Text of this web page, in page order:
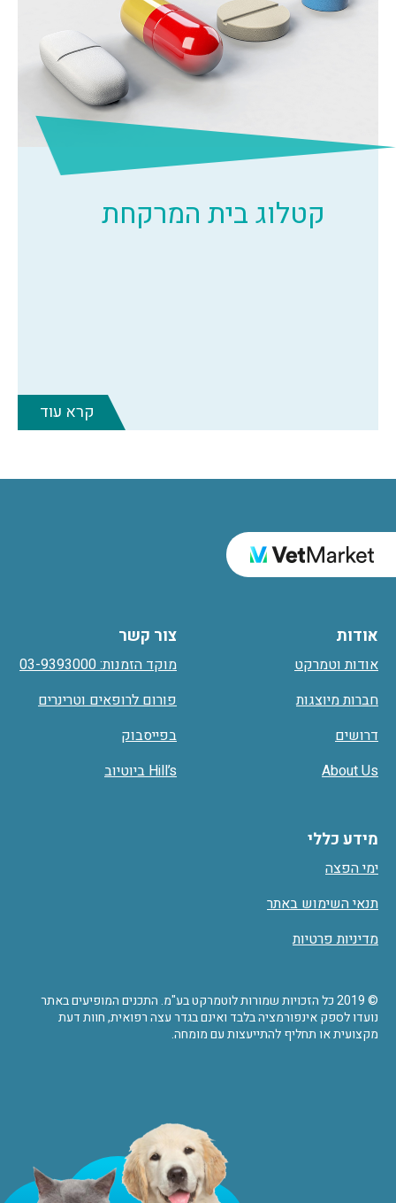
קטלוג בית המרקחת
קרא עוד
אודות
אודות וטמרקט
חברות מיוצגות
דרושים
About Us
מידע כללי
ימי הפצה
תנאי השימוש באתר
מדיניות פרטיות
צור קשר
מוקד הזמנות: 03-9393000
פורום לרופאים וטרינרים
בפייסבוק
Hill’s ביוטיוב
© 2019 כל הזכויות שמורות לוטמרקט בע"מ. התכנים המופיעים באתר
נועדו לספק אינפורמציה בלבד ואינם בגדר עצה רפואית, חוות דעת
מקצועית או תחליף להתייעצות עם מומחה.